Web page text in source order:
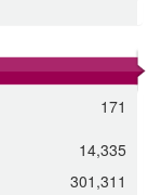
10kg
Hòa gói 1kg
171
14,335
301,311